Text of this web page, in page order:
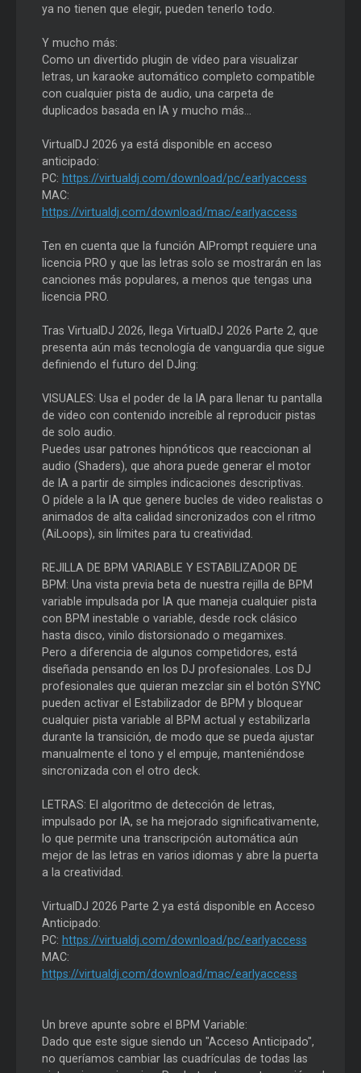
ya no tienen que elegir, pueden tenerlo todo.
Y mucho más:
Como un divertido plugin de vídeo para visualizar
letras, un karaoke automático completo compatible
con cualquier pista de audio, una carpeta de
duplicados basada en IA y mucho más...
VirtualDJ 2026 ya está disponible en acceso
anticipado:
PC: https://virtualdj.com/download/pc/earlyaccess
MAC:
https://virtualdj.com/download/mac/earlyaccess
Ten en cuenta que la función AIPrompt requiere una
licencia PRO y que las letras solo se mostrarán en las
canciones más populares, a menos que tengas una
licencia PRO.
Tras VirtualDJ 2026, llega VirtualDJ 2026 Parte 2, que
presenta aún más tecnología de vanguardia que sigue
definiendo el futuro del DJing:
VISUALES: Usa el poder de la IA para llenar tu pantalla
de video con contenido increíble al reproducir pistas
de solo audio.
Puedes usar patrones hipnóticos que reaccionan al
audio (Shaders), que ahora puede generar el motor
de IA a partir de simples indicaciones descriptivas.
O pídele a la IA que genere bucles de video realistas o
animados de alta calidad sincronizados con el ritmo
(AiLoops), sin límites para tu creatividad.
REJILLA DE BPM VARIABLE Y ESTABILIZADOR DE
BPM: Una vista previa beta de nuestra rejilla de BPM
variable impulsada por IA que maneja cualquier pista
con BPM inestable o variable, desde rock clásico
hasta disco, vinilo distorsionado o megamixes.
Pero a diferencia de algunos competidores, está
diseñada pensando en los DJ profesionales. Los DJ
profesionales que quieran mezclar sin el botón SYNC
pueden activar el Estabilizador de BPM y bloquear
cualquier pista variable al BPM actual y estabilizarla
durante la transición, de modo que se pueda ajustar
manualmente el tono y el empuje, manteniéndose
sincronizada con el otro deck.
LETRAS: El algoritmo de detección de letras,
impulsado por IA, se ha mejorado significativamente,
lo que permite una transcripción automática aún
mejor de las letras en varios idiomas y abre la puerta
a la creatividad.
VirtualDJ 2026 Parte 2 ya está disponible en Acceso
Anticipado:
PC: https://virtualdj.com/download/pc/earlyaccess
MAC:
https://virtualdj.com/download/mac/earlyaccess
Un breve apunte sobre el BPM Variable:
Dado que este sigue siendo un "Acceso Anticipado",
no queríamos cambiar las cuadrículas de todas las